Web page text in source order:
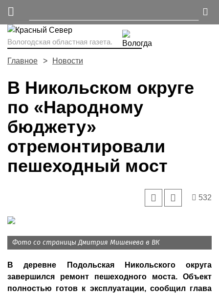
Вологодская областная газета.
Главное Новости
В Никольском округе
по «Народному
бюджету»
отремонтировали
пешеходный мост
532
Фото со страницы Дмитрия Мишенева в ВК
В деревне Подольская Никольского округа
завершился ремонт пешеходного моста. Объект
полностью готов к эксплуатации, сообщил глава